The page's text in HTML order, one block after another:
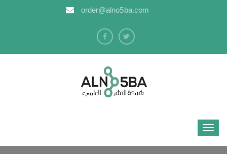
order@alno5ba.com